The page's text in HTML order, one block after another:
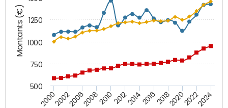
Montants (€)
200020022006200820102012201420162018202020222024
500
750
1000
1250